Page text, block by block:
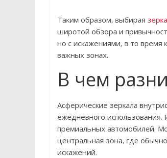
Таким образом, выбирая
широтой обзора и
но с искажениями, в то время
важных зонах.
В чем
Асферические зеркала
ежедневного использования.
премиальных автомобилей.
центральная зона, где
искажений.